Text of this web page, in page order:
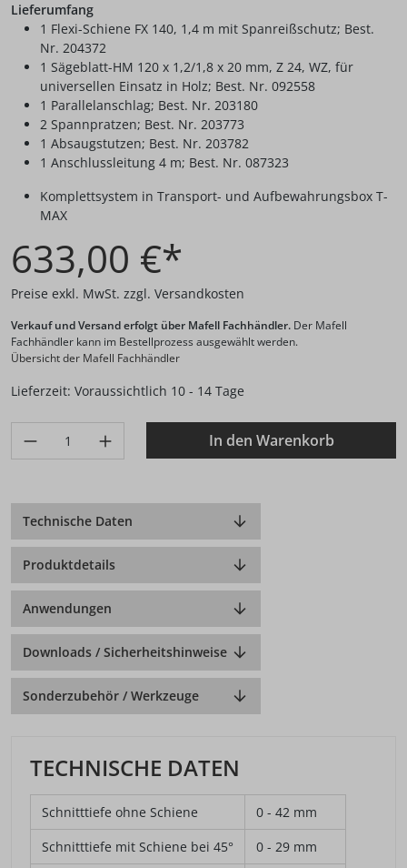
Lieferumfang
1 Flexi-Schiene FX 140, 1,4 m mit Spanreißschutz; Best.
Nr. 204372
1 Sägeblatt-HM 120 x 1,2/1,8 x 20 mm, Z 24, WZ, für
universellen Einsatz in Holz; Best. Nr. 092558
1 Parallelanschlag; Best. Nr. 203180
2 Spannpratzen; Best. Nr. 203773
1 Absaugstutzen; Best. Nr. 203782
1 Anschlussleitung 4 m; Best. Nr. 087323
Komplettsystem in Transport- und Aufbewahrungsbox T-
MAX
633,00 €*
Preise exkl. MwSt. zzgl. Versandkosten
Verkauf und Versand erfolgt über Mafell Fachhändler. Der Mafell
Fachhändler kann im Bestellprozess ausgewählt werden.
Übersicht der Mafell Fachhändler
Lieferzeit: Voraussichtlich 10 - 14 Tage
Produkt Anzahl: Gib den gewünschten Wert ein oder
In den Warenkorb
Technische Daten
Produktdetails
Anwendungen
Downloads / Sicherheitshinweise
Sonderzubehör / Werkzeuge
TECHNISCHE DATEN
Schnitttiefe ohne Schiene
0 - 42 mm
Schnitttiefe mit Schiene bei 45°
0 - 29 mm